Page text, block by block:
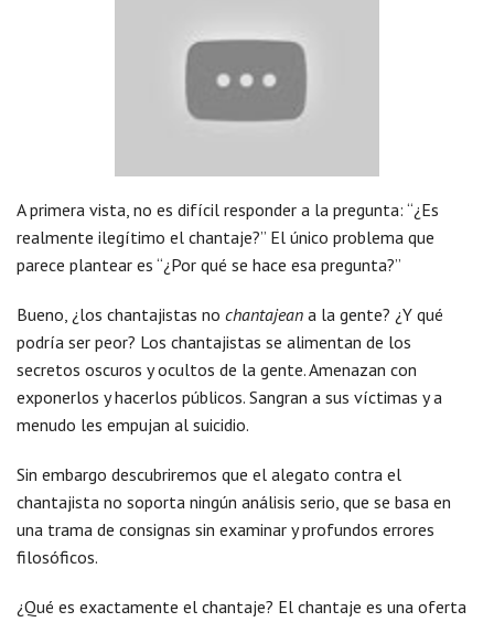
A primera vista, no es difícil responder a la pregunta: “¿Es
realmente ilegítimo el chantaje?” El único problema que
parece plantear es “¿Por qué se hace esa pregunta?”
Bueno, ¿los chantajistas no chantajean a la gente? ¿Y qué
podría ser peor? Los chantajistas se alimentan de los
secretos oscuros y ocultos de la gente. Amenazan con
exponerlos y hacerlos públicos. Sangran a sus víctimas y a
menudo les empujan al suicidio.
Sin embargo descubriremos que el alegato contra el
chantajista no soporta ningún análisis serio, que se basa en
una trama de consignas sin examinar y profundos errores
filosóficos.
¿Qué es exactamente el chantaje? El chantaje es una oferta